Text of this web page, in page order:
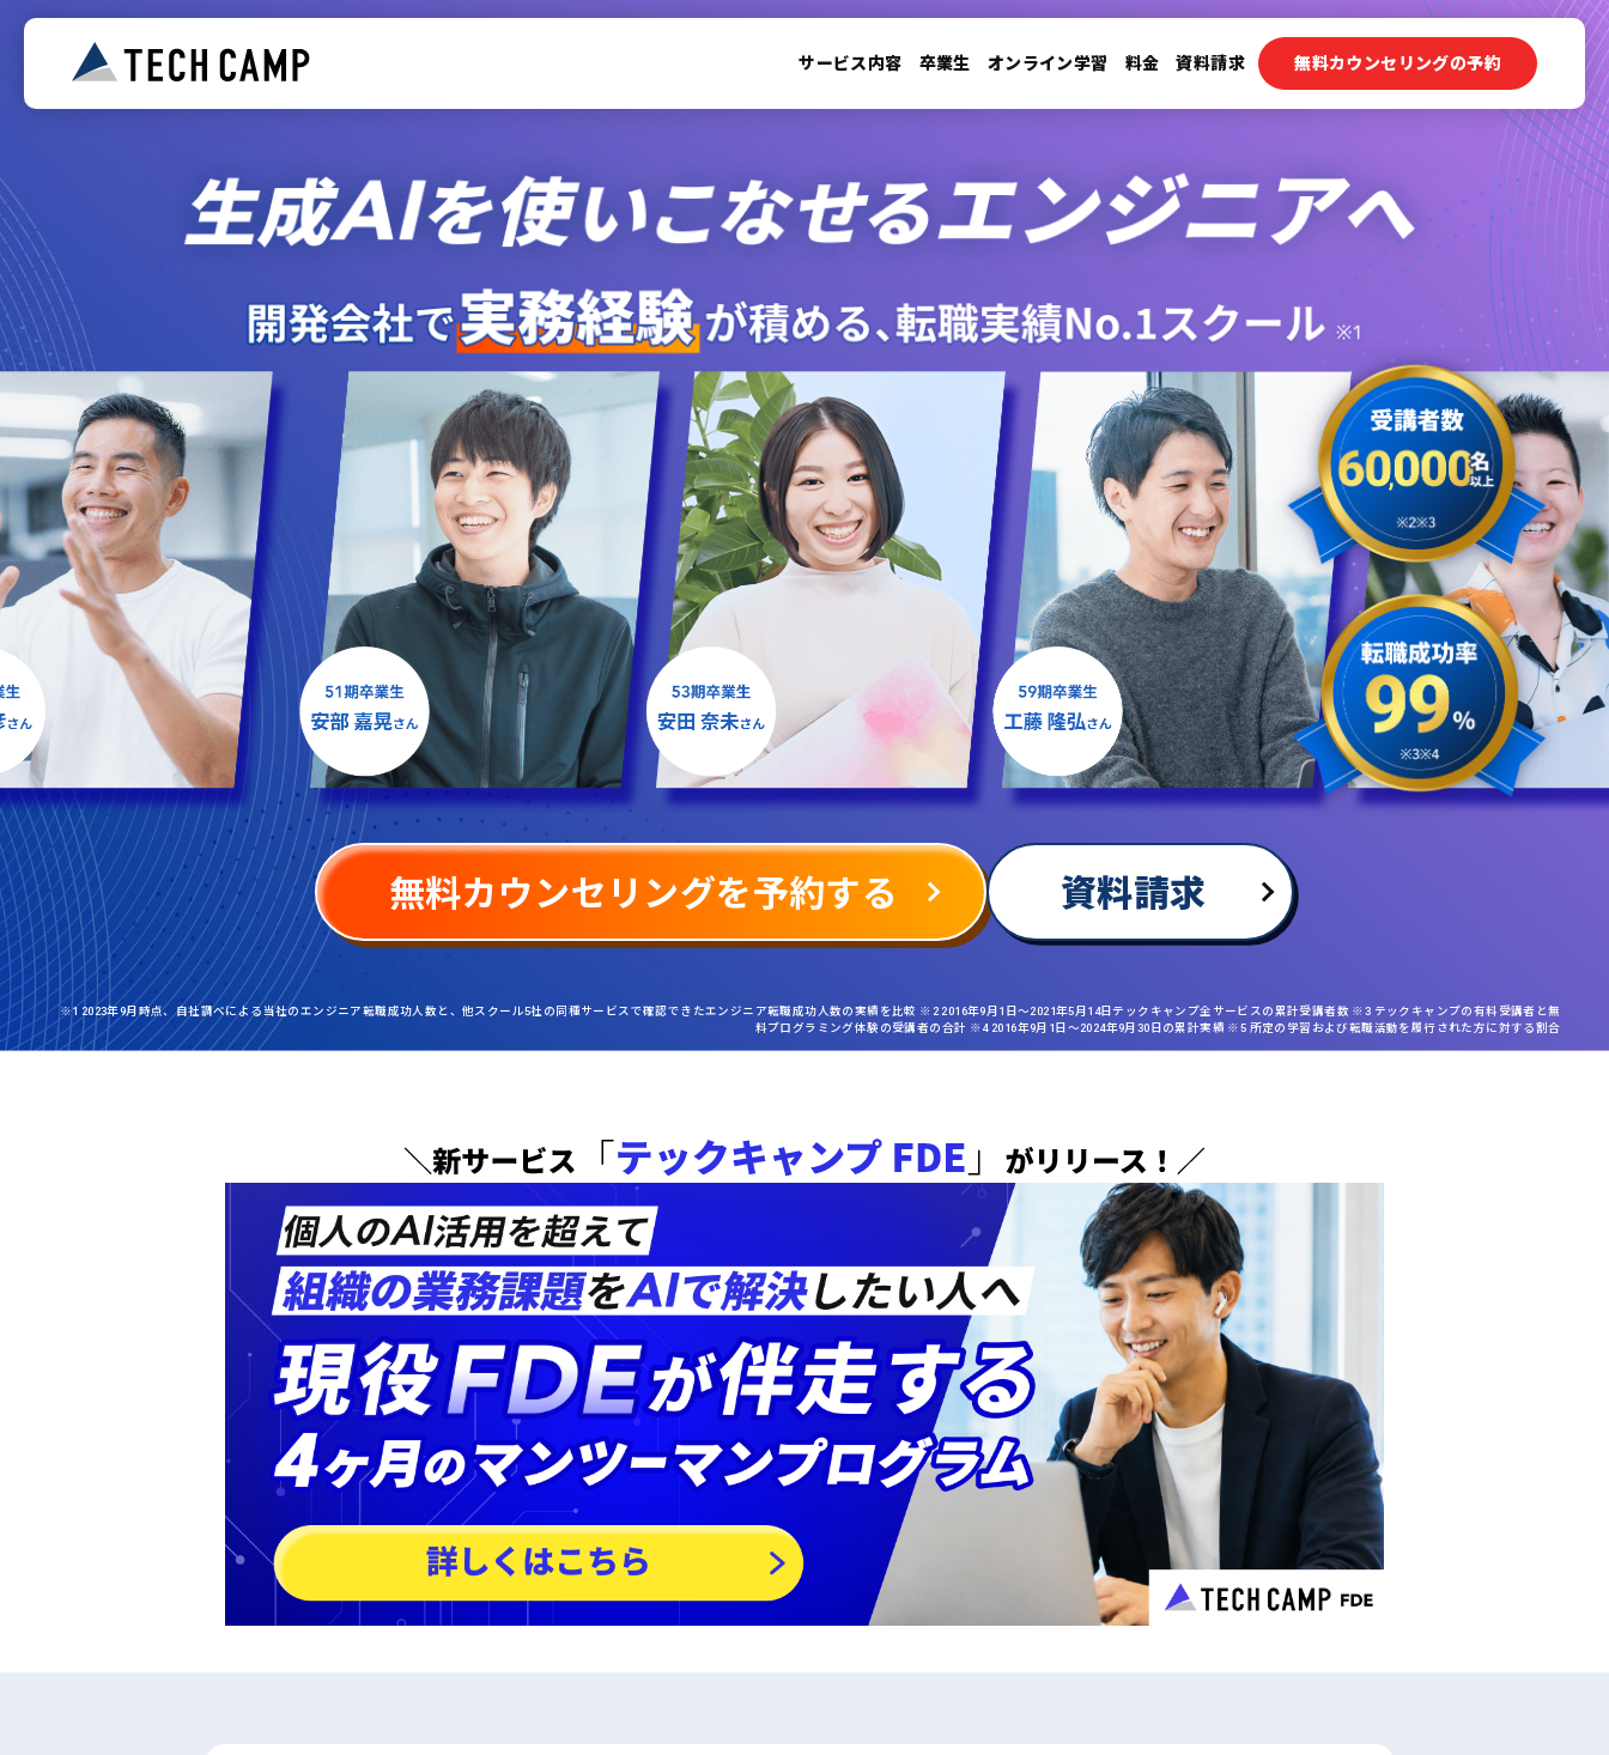
サービス内容 卒業生 オンライン学習 料金 資料請求 無料カウンセリングの予約
無料カウンセリングを予約する 資料請求
※1 2023年9月時点、自社調べによる当社のエンジニア転職成功人数と、他スクール5社の同種サービスで確認できたエンジニア転職成功人数の実績を比較 ※2 2016年9月1日〜2021年5月14日テックキャンプ全サービスの累計受講者数 ※3 テックキャンプの有料受講者と無
料プログラミング体験の受講者の合計 ※4 2016年9月1日〜2024年9月30日の累計実績 ※5 所定の学習および転職活動を履行された方に対する割合